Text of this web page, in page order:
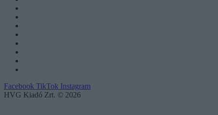
Facebook TikTok Instagram
HVG Kiadó Zrt. © 2026